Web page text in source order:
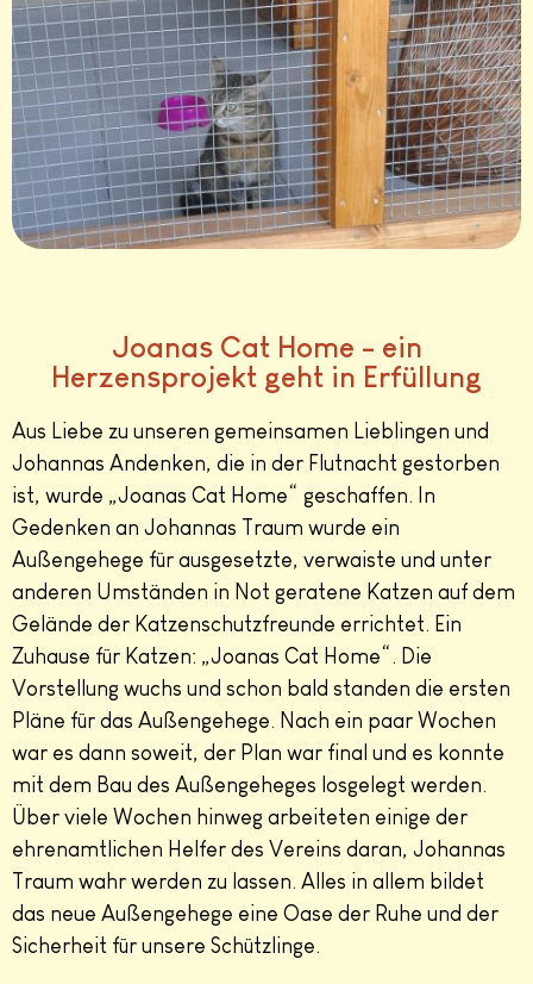
Joanas Cat Home - ein
Herzensprojekt geht in Erfüllung
Aus Liebe zu unseren gemeinsamen Lieblingen und
Johannas Andenken, die in der Flutnacht gestorben
ist, wurde „Joanas Cat Home“ geschaffen. In
Gedenken an Johannas Traum wurde ein
Außengehege für ausgesetzte, verwaiste und unter
anderen Umständen in Not geratene Katzen auf dem
Gelände der Katzenschutzfreunde errichtet. Ein
Zuhause für Katzen: „Joanas Cat Home“. Die
Vorstellung wuchs und schon bald standen die ersten
Pläne für das Außengehege. Nach ein paar Wochen
war es dann soweit, der Plan war final und es konnte
mit dem Bau des Außengeheges losgelegt werden.
Über viele Wochen hinweg arbeiteten einige der
ehrenamtlichen Helfer des Vereins daran, Johannas
Traum wahr werden zu lassen. Alles in allem bildet
das neue Außengehege eine Oase der Ruhe und der
Sicherheit für unsere Schützlinge.